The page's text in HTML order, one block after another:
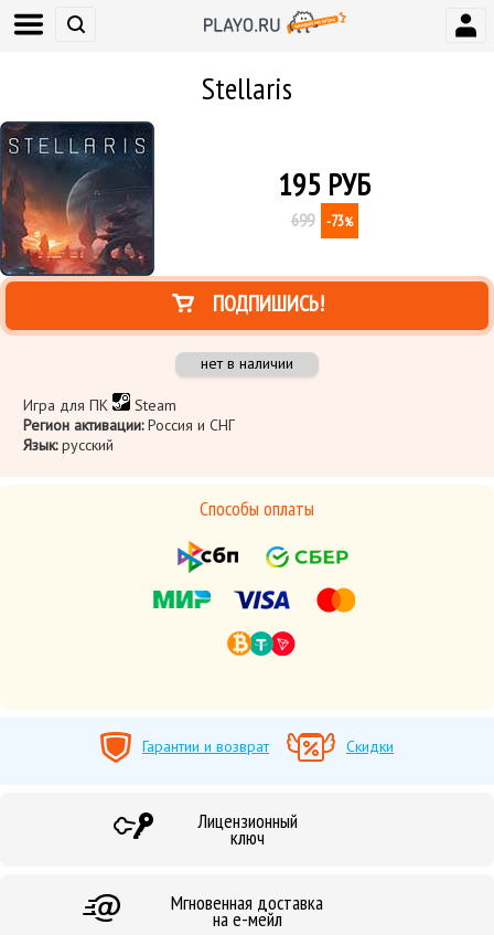
Stellaris
195 РУБ
699 -73%
ПОДПИШИСЬ!
нет в наличии
Игра для ПК
Steam
Регион активации:Россия и СНГ
Язык:русский
Способы оплаты
Гарантии и возврат Скидки
Лицензионный
ключ
Мгновенная доставка
на е-мейл